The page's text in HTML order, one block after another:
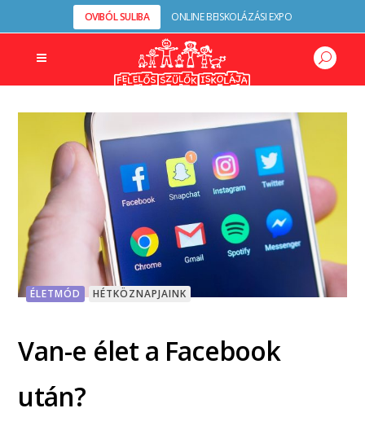
OVIBÓL SULIBA ONLINE BEISKOLÁZÁSI EXPO
ÉLETMÓD HÉTKÖZNAPJAINK
Van-e élet a Facebook
után?